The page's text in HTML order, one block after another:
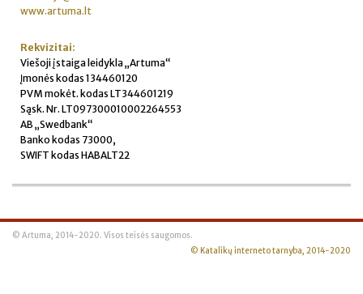
www.artuma.lt
Rekvizitai:
Viešoji įstaiga leidykla „Artuma“
Įmonės kodas 134460120
PVM mokėt. kodas LT344601219
Sąsk. Nr. LT097300010002264553
AB „Swedbank“
Banko kodas 73000,
SWIFT kodas HABALT22
© Artuma, 2014-2020. Visos teisės saugomos.
© Katalikų interneto tarnyba, 2014-2020